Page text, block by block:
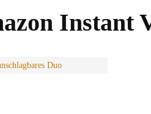
Instant